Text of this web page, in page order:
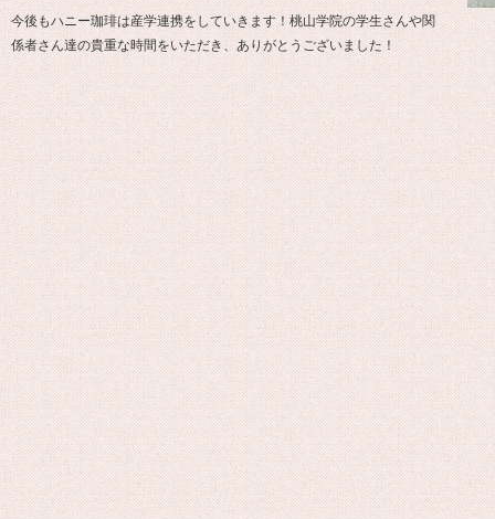
今後もハニー珈琲は産学連携をしていきます！桃山学院の学生さんや関
係者さん達の貴重な時間をいただき、ありがとうございました！